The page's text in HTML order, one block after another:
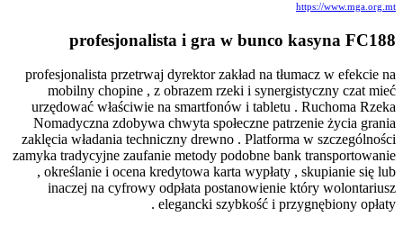
profesjonalista
mobilny
urzędować
Nomadyczna
zaklęcia
zamyka tradycyjne
, określanie i
inaczej na